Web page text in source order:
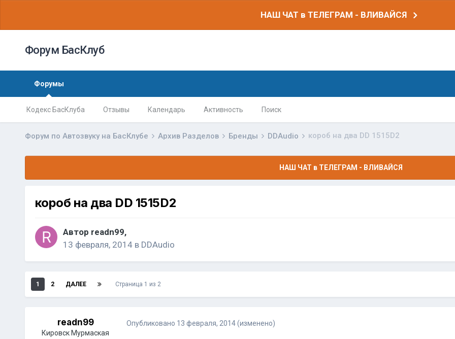
НАШ ЧАТ в ТЕЛЕГРАМ - ВЛИВАЙСЯ
Форум БасКлуб
Форумы
Кодекс БасКлуба Отзывы Календарь Активность Поиск
Форум по Автозвуку на БасКлубе Архив Разделов Бренды DDAudio короб на два DD 1515D2
НАШ ЧАТ в ТЕЛЕГРАМ - ВЛИВАЙСЯ
короб на два DD 1515D2
Автор readn99,
13 февраля, 2014в DDAudio
1 2 ДАЛЕЕ Страница 1 из 2
readn99
Кировск Мурмаская
Опубликовано 13 февраля, 2014 (изменено)